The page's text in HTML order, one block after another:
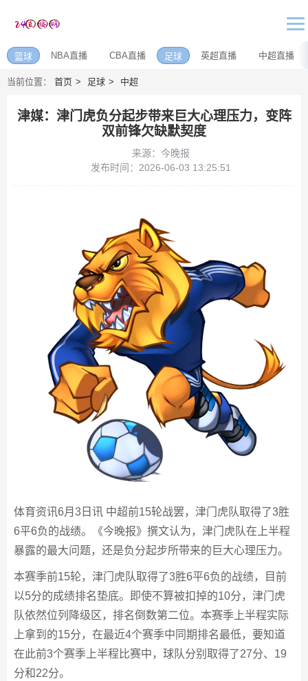
篮球 NBA直播 CBA直播 足球 英超直播 中超直播
当前位置： 首页 足球 中超
津媒：津门虎负分起步带来巨大心理压力，变阵
双前锋欠缺默契度
来源：今晚报
发布时间：2026-06-03 13:25:51
体育资讯6月3日讯 中超前15轮战罢，津门虎队取得了3胜
6平6负的战绩。《今晚报》撰文认为，津门虎队在上半程
暴露的最大问题，还是负分起步所带来的巨大心理压力。
本赛季前15轮，津门虎队取得了3胜6平6负的战绩，目前
以5分的成绩排名垫底。即使不算被扣掉的10分，津门虎
队依然位列降级区，排名倒数第二位。本赛季上半程实际
上拿到的15分，在最近4个赛季中同期排名最低，要知道
在此前3个赛季上半程比赛中，球队分别取得了27分、19
分和22分。